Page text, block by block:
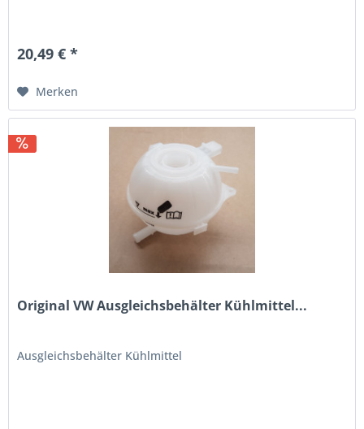
20,49 € *
Merken
Original VW Ausgleichsbehälter Kühlmittel...
Ausgleichsbehälter Kühlmittel